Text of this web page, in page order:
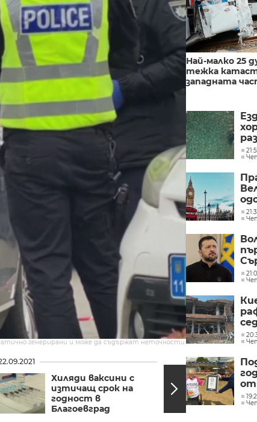
генерирани и може да съдържат неточности.
Хиляди ваксини с
изтичащ срок на
годност в
Благоевград
17:51, 22.09.2021
Най-малко 25
тежка
западната
на
на